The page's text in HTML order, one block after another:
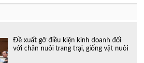
Đề xuất gỡ điều kiện kinh doanh đối
với chăn nuôi trang trại, giống vật nuôi